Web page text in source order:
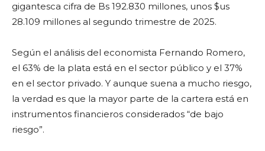
gigantesca cifra de Bs 192.830 millones, unos $us
28.109 millones al segundo trimestre de 2025.
Según el análisis del economista Fernando Romero,
el 63% de la plata está en el sector público y el 37%
en el sector privado. Y aunque suena a mucho riesgo,
la verdad es que la mayor parte de la cartera está en
instrumentos financieros considerados “de bajo
riesgo”.